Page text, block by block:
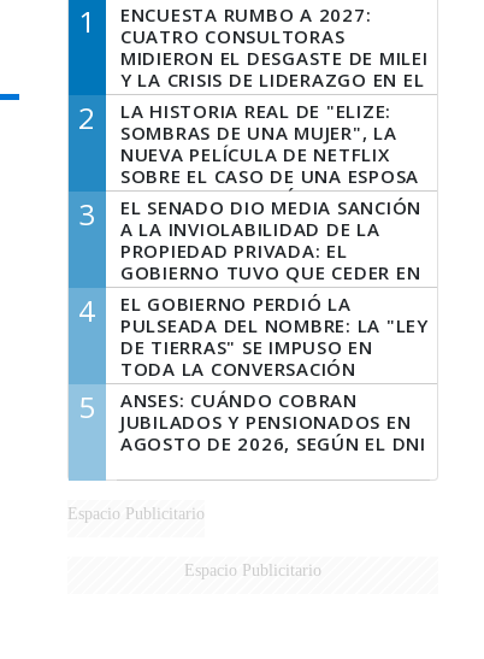
1
ENCUESTA RUMBO A 2027:
CUATRO CONSULTORAS
MIDIERON EL DESGASTE DE MILEI
Y LA CRISIS DE LIDERAZGO EN EL
PERONISMO
2
LA HISTORIA REAL DE "ELIZE:
SOMBRAS DE UNA MUJER", LA
NUEVA PELÍCULA DE NETFLIX
SOBRE EL CASO DE UNA ESPOSA
QUE DESCUARTIZÓ A SU
MARIDO
3
EL SENADO DIO MEDIA SANCIÓN
A LA INVIOLABILIDAD DE LA
PROPIEDAD PRIVADA: EL
GOBIERNO TUVO QUE CEDER EN
LA LEY DEL MANEJO DEL FUEGO
4
EL GOBIERNO PERDIÓ LA
PULSEADA DEL NOMBRE: LA "LEY
DE TIERRAS" SE IMPUSO EN
TODA LA CONVERSACIÓN
DIGITAL
5
ANSES: CUÁNDO COBRAN
JUBILADOS Y PENSIONADOS EN
AGOSTO DE 2026, SEGÚN EL DNI
Espacio Publicitario
Espacio Publicitario